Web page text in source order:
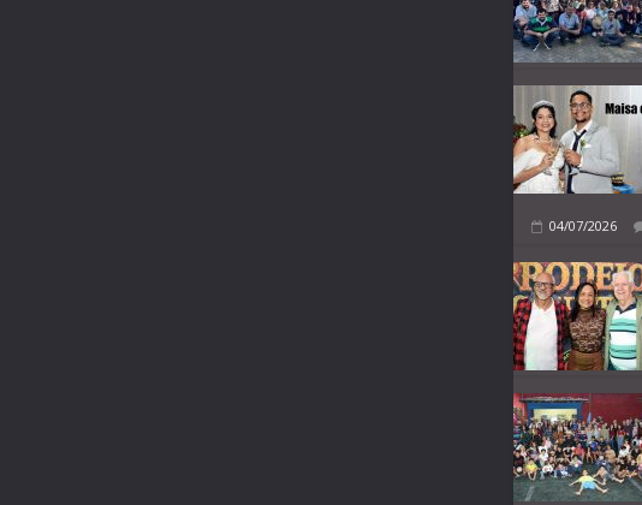
04/07/2026